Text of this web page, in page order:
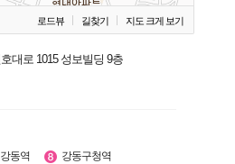
로드뷰 길찾기 지도 크게 보기
대로 1015 성보빌딩 9층
강동역 강동구청역